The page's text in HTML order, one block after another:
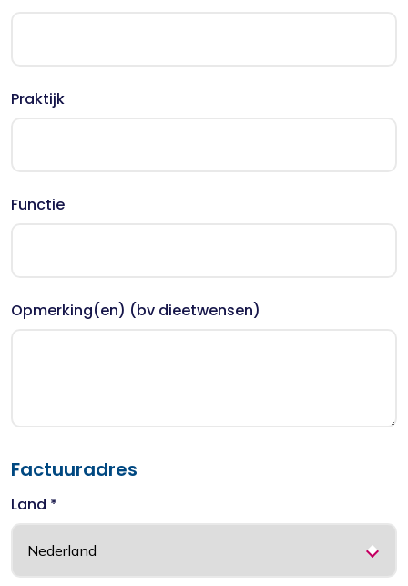
Praktijk
Functie
Opmerking(en) (bv dieetwensen)
Factuuradres
Land *